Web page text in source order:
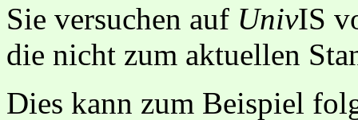
Sie versuchen auf UnivIS
die nicht zum aktuellen
Dies kann zum Beispiel